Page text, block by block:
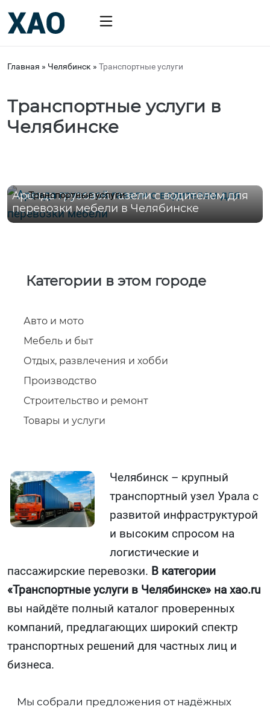
Главная » Челябинск » Транспортные услуги
Транспортные услуги в
Челябинске
Транспортные услуги
Аренда грузовой газели с водителем для
перевозки мебели в Челябинске
Категории в этом городе
Авто и мото
Мебель и быт
Отдых, развлечения и хобби
Производство
Строительство и ремонт
Товары и услуги
Челябинск – крупный
транспортный узел Урала с
развитой инфраструктурой
и высоким спросом на
логистические и
пассажирские перевозки. В категории
«Транспортные услуги в Челябинске» на xao.ru
вы найдёте полный каталог проверенных
компаний, предлагающих широкий спектр
транспортных решений для частных лиц и
бизнеса.
Мы собрали предложения от надёжных